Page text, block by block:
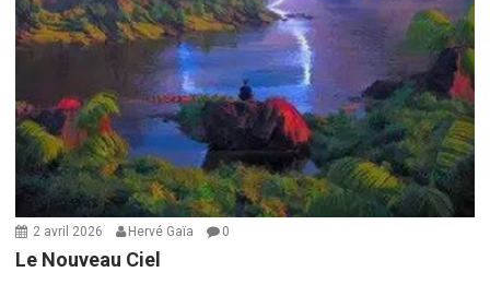
2 avril 2026 Hervé Gaïa 0
Le Nouveau Ciel